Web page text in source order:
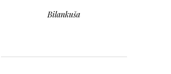
Bilankuša